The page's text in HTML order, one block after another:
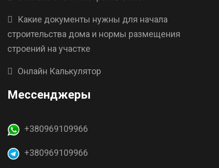
Какие документы нужны для начала
строительства дома и нормы размещения
строений на участке
Онлайн Калькулятор
Мессенджеры
+380969109966
+380969109966